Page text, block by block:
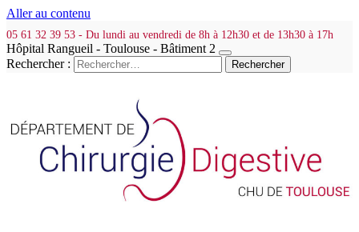
Aller au contenu
05 61 32 39 53 - Du lundi au vendredi de 8h à 12h30 et de 13h30 à 17h
Hôpital Rangueil - Toulouse - Bâtiment 2
Rechercher :